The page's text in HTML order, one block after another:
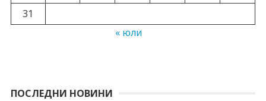
31
« юли
ПОСЛЕДНИ НОВИНИ